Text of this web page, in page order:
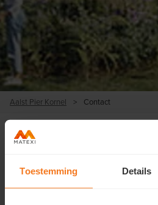
Toestemming Details
Aalst Pier Kornel > Contact
Contacteer